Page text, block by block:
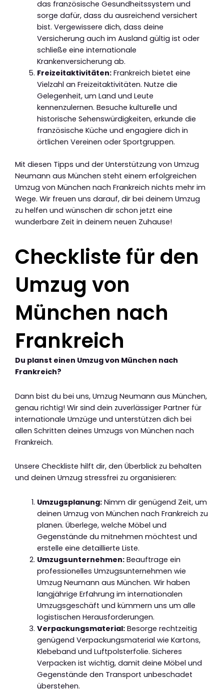
das französische Gesundheitssystem und
sorge dafür, dass du ausreichend versichert
bist. Vergewissere dich, dass deine
Versicherung auch im Ausland gültig ist oder
schließe eine internationale
Krankenversicherung ab.
Freizeitaktivitäten:Frankreich bietet eine
Vielzahl an Freizeitaktivitäten. Nutze die
Gelegenheit, um Land und Leute
kennenzulernen. Besuche kulturelle und
historische Sehenswürdigkeiten, erkunde die
französische Küche und engagiere dich in
örtlichen Vereinen oder Sportgruppen.
Mit diesen Tipps und der Unterstützung von Umzug
Neumann aus München steht einem erfolgreichen
Umzug von München nach Frankreich nichts mehr im
Wege. Wir freuen uns darauf, dir bei deinem Umzug
zu helfen und wünschen dir schon jetzt eine
wunderbare Zeit in deinem neuen Zuhause!
Checkliste für den
Umzug von
München nach
Frankreich
Du planst einen Umzug von München nach
Frankreich?
Dann bist du bei uns, Umzug Neumann aus München,
genau richtig! Wir sind dein zuverlässiger Partner für
internationale Umzüge und unterstützen dich bei
allen Schritten deines Umzugs von München nach
Frankreich.
Unsere Checkliste hilft dir, den Überblick zu behalten
und deinen Umzug stressfrei zu organisieren:
Umzugsplanung:Nimm dir genügend Zeit, um
deinen Umzug von München nach Frankreich zu
planen. Überlege, welche Möbel und
Gegenstände du mitnehmen möchtest und
erstelle eine detaillierte Liste.
Umzugsunternehmen:Beauftrage ein
professionelles Umzugsunternehmen wie
Umzug Neumann aus München. Wir haben
langjährige Erfahrung im internationalen
Umzugsgeschäft und kümmern uns um alle
logistischen Herausforderungen.
Verpackungsmaterial:Besorge rechtzeitig
genügend Verpackungsmaterial wie Kartons,
Klebeband und Luftpolsterfolie. Sicheres
Verpacken ist wichtig, damit deine Möbel und
Gegenstände den Transport unbeschadet
überstehen.